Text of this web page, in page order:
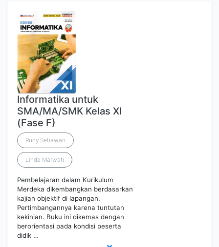
Informatika untuk
SMA/MA/SMK Kelas XI
(Fase F)
Rudy Setiawan
Linda Marwati
Pembelajaran dalam Kurikulum
Merdeka dikembangkan berdasarkan
kajian objektif di lapangan.
Pertimbangannya karena tuntutan
kekinian. Buku ini dikemas dengan
berorientasi pada kondisi peserta
didik …